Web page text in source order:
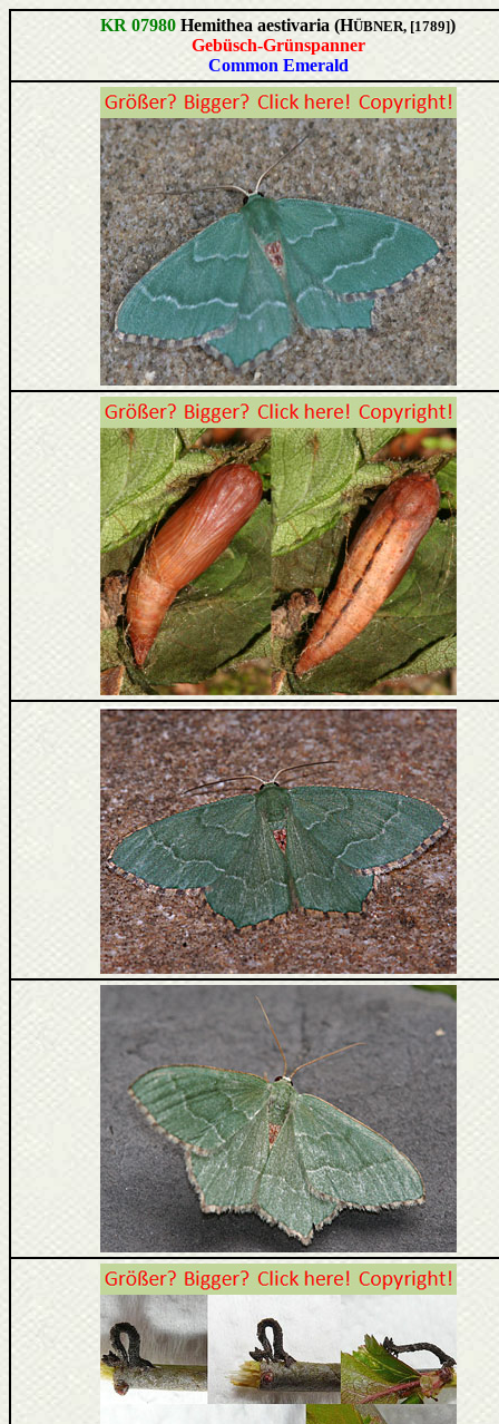
KR 07980 Hemithea aestivaria (HÜBNER, [1789])
Gebüsch-Grünspanner
Common Emerald